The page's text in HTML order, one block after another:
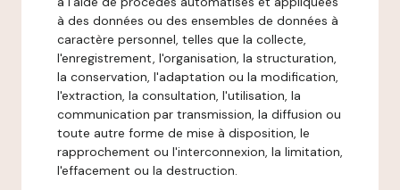
à des données ou des ensembles de données à
caractère personnel, telles que la collecte,
l'enregistrement, l'organisation, la structuration,
la conservation, l'adaptation ou la modification,
l'extraction, la consultation, l'utilisation, la
communication par transmission, la diffusion ou
toute autre forme de mise à disposition, le
rapprochement ou l'interconnexion, la limitation,
l'effacement ou la destruction.